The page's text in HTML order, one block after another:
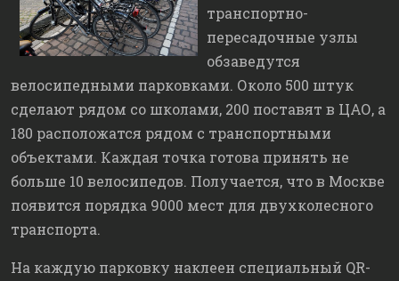
транспортно-
пересадочные узлы
обзаведутся
велосипедными парковками. Около 500 штук
сделают рядом со школами, 200 поставят в ЦАО, а
180 расположатся рядом с транспортными
объектами. Каждая точка готова принять не
больше 10 велосипедов. Получается, что в Москве
появится порядка 9000 мест для двухколесного
транспорта.
На каждую парковку наклеен специальный QR-